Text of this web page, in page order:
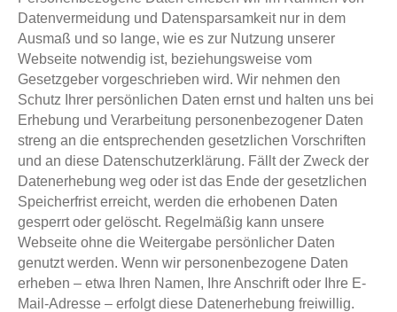
Datenvermeidung und Datensparsamkeit nur in dem
Ausmaß und so lange, wie es zur Nutzung unserer
Webseite notwendig ist, beziehungsweise vom
Gesetzgeber vorgeschrieben wird. Wir nehmen den
Schutz Ihrer persönlichen Daten ernst und halten uns bei
Erhebung und Verarbeitung personenbezogener Daten
streng an die entsprechenden gesetzlichen Vorschriften
und an diese Datenschutzerklärung. Fällt der Zweck der
Datenerhebung weg oder ist das Ende der gesetzlichen
Speicherfrist erreicht, werden die erhobenen Daten
gesperrt oder gelöscht. Regelmäßig kann unsere
Webseite ohne die Weitergabe persönlicher Daten
genutzt werden. Wenn wir personenbezogene Daten
erheben – etwa Ihren Namen, Ihre Anschrift oder Ihre E-
Mail-Adresse – erfolgt diese Datenerhebung freiwillig.